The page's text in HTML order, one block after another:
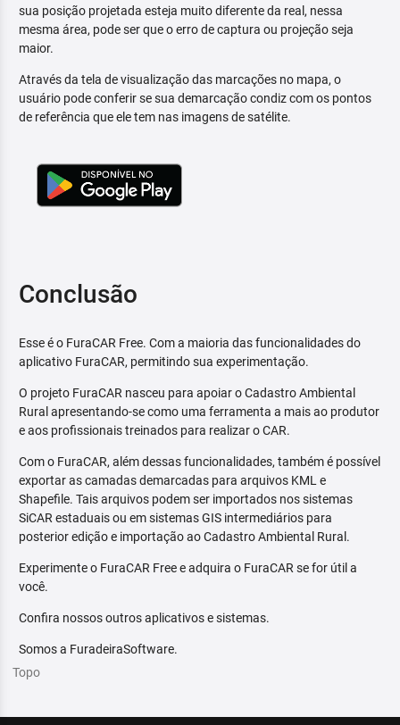
sua posição projetada esteja muito diferente da real, nessa
mesma área, pode ser que o erro de captura ou projeção seja
maior.
Através da tela de visualização das marcações no mapa, o
usuário pode conferir se sua demarcação condiz com os pontos
de referência que ele tem nas imagens de satélite.
Conclusão
Esse é o FuraCAR Free. Com a maioria das funcionalidades do
aplicativo FuraCAR, permitindo sua experimentação.
O projeto FuraCAR nasceu para apoiar o Cadastro Ambiental
Rural apresentando-se como uma ferramenta a mais ao produtor
e aos profissionais treinados para realizar o CAR.
Com o FuraCAR, além dessas funcionalidades, também é possível
exportar as camadas demarcadas para arquivos KML e
Shapefile. Tais arquivos podem ser importados nos sistemas
SiCAR estaduais ou em sistemas GIS intermediários para
posterior edição e importação ao Cadastro Ambiental Rural.
Experimente o FuraCAR Free e adquira o FuraCAR se for útil a
você.
Confira nossos outros aplicativos e sistemas.
Somos a FuradeiraSoftware.
Topo